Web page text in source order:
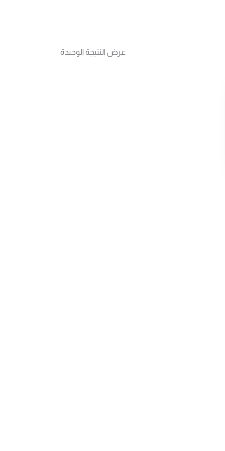
عرض النتيجة الوحيدة